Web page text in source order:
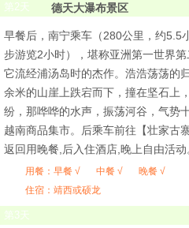
第2天 德天大瀑布景区
早餐后，南宁乘车（280公里，约5.5
步游览2小时），堪称亚洲第一世界
它流经浦汤岛时的杰作。浩浩荡荡的
余米的山崖上跌宕而下，撞在坚石上
纷，那哗哗的水声，振荡河谷，气势
越南商品集市。后乘车前往【壮家古
返回用晚餐,后入住酒店,晚上自由活动
用餐： 早餐 √ 中餐 √
晚餐 √
住宿：靖西或硕龙
第3天